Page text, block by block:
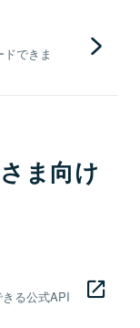
できま
ま向け
る公式API